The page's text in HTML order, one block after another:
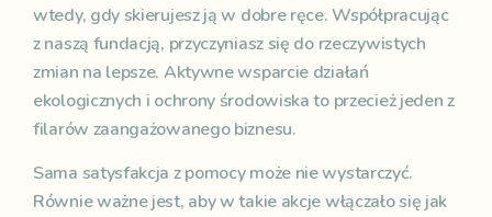
wtedy, gdy skierujesz ją w dobre ręce. Współpracując
z naszą fundacją, przyczyniasz się do rzeczywistych
zmian na lepsze. Aktywne wsparcie działań
ekologicznych i ochrony środowiska to przecież jeden z
filarów zaangażowanego biznesu.
Sama satysfakcja z pomocy może nie wystarczyć.
Równie ważne jest, aby w takie akcje włączało się jak